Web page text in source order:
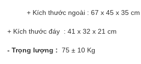
+ Kích thước ngoài : 67 x 45 x 35 cm
+ Kích thước đáy : 41 x 32 x 21 cm
- Trọng lượng : 75 ± 10 Kg